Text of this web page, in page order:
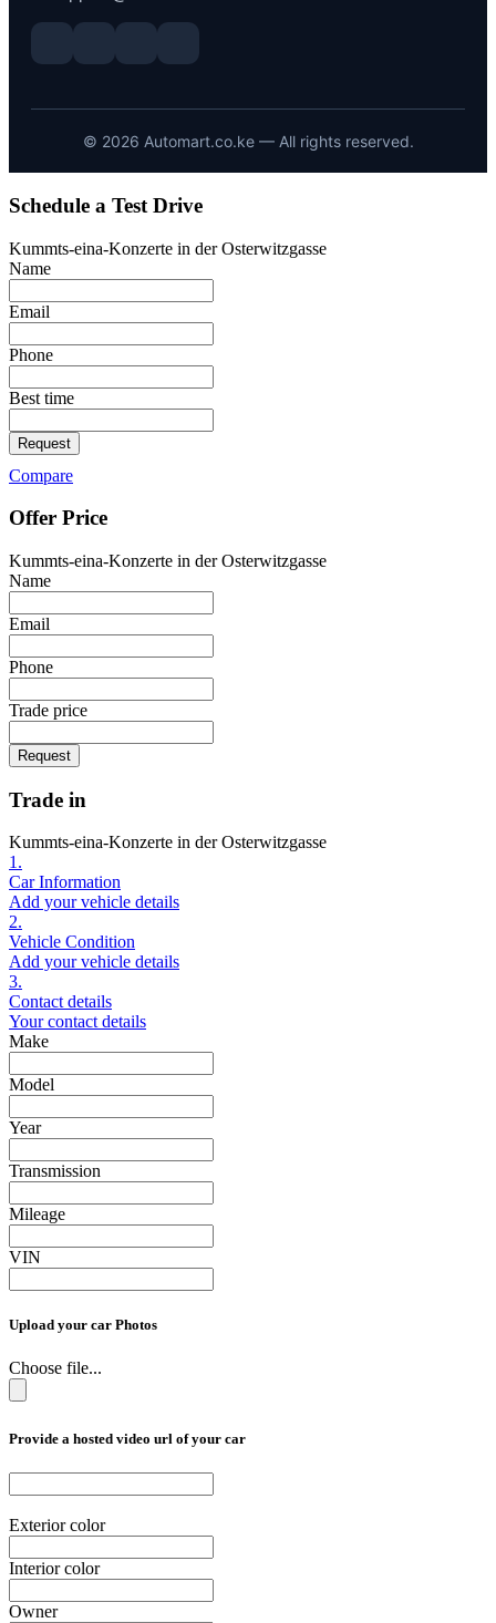
© 2026 Automart.co.ke — All rights reserved.
Schedule a Test Drive
Kummts-eina-Konzerte in der Osterwitzgasse
Name
Email
Phone
Best time
Request
Compare
Offer Price
Kummts-eina-Konzerte in der Osterwitzgasse
Name
Email
Phone
Trade price
Request
Trade in
Kummts-eina-Konzerte in der Osterwitzgasse
1.
Car Information
Add your vehicle details
2.
Vehicle Condition
Add your vehicle details
3.
Contact details
Your contact details
Make
Model
Year
Transmission
Mileage
VIN
Upload your car Photos
Choose file...
Provide a hosted video url of your car
Exterior color
Interior color
Owner